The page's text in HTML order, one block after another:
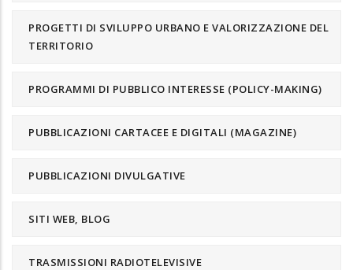
PROGETTI DI SVILUPPO URBANO E VALORIZZAZIONE DEL
TERRITORIO
PROGRAMMI DI PUBBLICO INTERESSE (POLICY-MAKING)
PUBBLICAZIONI CARTACEE E DIGITALI (MAGAZINE)
PUBBLICAZIONI DIVULGATIVE
SITI WEB, BLOG
TRASMISSIONI RADIOTELEVISIVE